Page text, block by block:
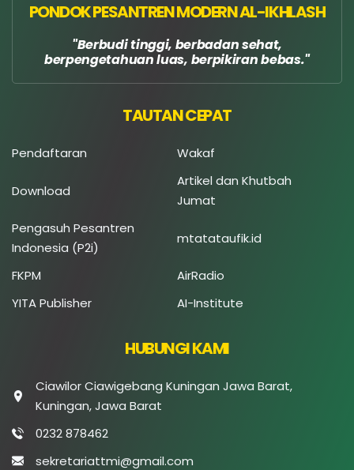
PONDOK PESANTREN MODERN AL-IKHLASH
Berbudi tinggi, berbadan sehat,
berpengetahuan luas, berpikiran bebas.
TAUTAN CEPAT
Pendaftaran Wakaf
Download
Artikel dan Khutbah
Jumat
Pengasuh Pesantren
Indonesia (P2i)
mtatataufik.id
FKPM
AirRadio
YITA Publisher
AI-Institute
HUBUNGI KAMI
Ciawilor Ciawigebang Kuningan Jawa Barat,
Kuningan, Jawa Barat
0232 878462
sekretariattmi@gmail.com